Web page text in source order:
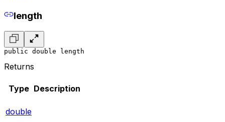
length
public double length
Returns
Type Description
double